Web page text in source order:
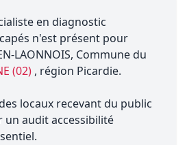
en diagnostic
n'est présent pour
LAONNOIS, Commune du
(02) , région Picardie.
locaux recevant du public
un audit accessibilité